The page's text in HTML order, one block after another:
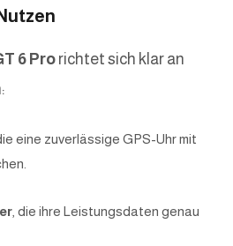
6 Prorichtet sich klar an
eine zuverlässige GPS-Uhr mit
, die ihre Leistungsdaten genau